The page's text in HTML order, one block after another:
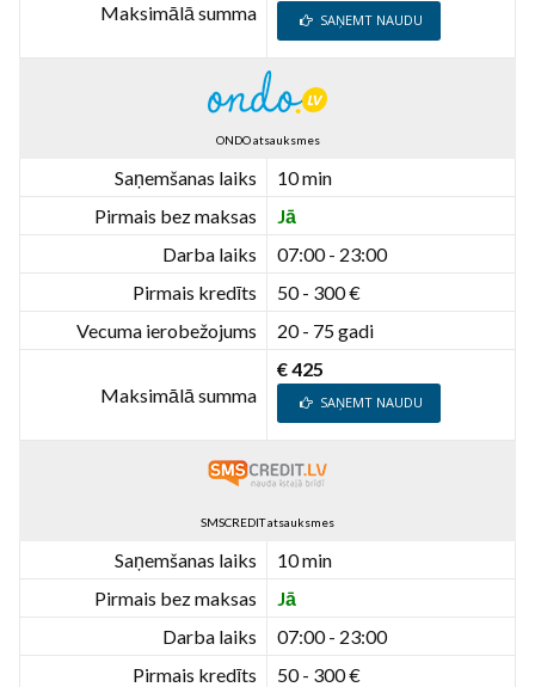
Maksimālā summa SAŅEMT NAUDU
ONDO atsauksmes
Saņemšanas laiks
10 min
Pirmais bez maksas
Jā
Darba laiks
07:00 - 23:00
Pirmais kredīts
50 - 300 €
Vecuma ierobežojums
20 - 75 gadi
Maksimālā summa
€ 425
SAŅEMT NAUDU
SMSCREDIT atsauksmes
Saņemšanas laiks
10 min
Pirmais bez maksas
Jā
Darba laiks
07:00 - 23:00
Pirmais kredīts
50 - 300 €